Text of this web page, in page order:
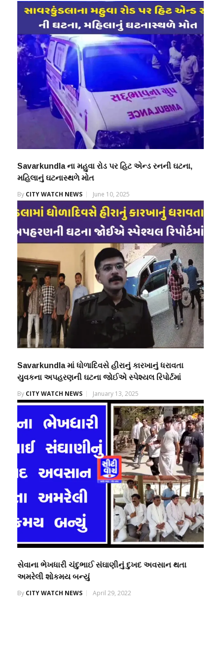
Savarkundla ના મહુવા રોડ પર હિટ એન્ડ રનની ઘટના,
મહિલાનું ઘટનાસ્થળે મોત
By CITY WATCH NEWS June 10, 2025
Savarkundla માં ધોળાદિવસે હીરાનું કારખાનું ધરાવતા
યુવકના અપહરણની ઘટના જોઈએ સ્પેશ્યલ રિપોર્ટમાં
By CITY WATCH NEWS January 13, 2025
સેવાના ભેખધારી ચંદુભાઈ સંઘાણીનું દુખદ અવસાન થતા
અમરેલી શોકમય બન્યું
By CITY WATCH NEWS April 29, 2022